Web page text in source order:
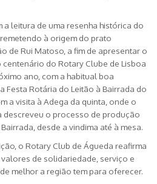
leitura de uma resenha histórica do
à origem do prato
de Rui Matoso, a fim de apresentar o
do Rotary Clube de Lisboa
ano, com a habitual boa
Festa Rotária do Leitão à Bairrada do
a visita à Adega da quinta, onde o
descreveu o processo de produção
desde a vindima até à mesa.
o Rotary Club de Águeda reafirma
de solidariedade, serviço e
melhor a região tem para oferecer.